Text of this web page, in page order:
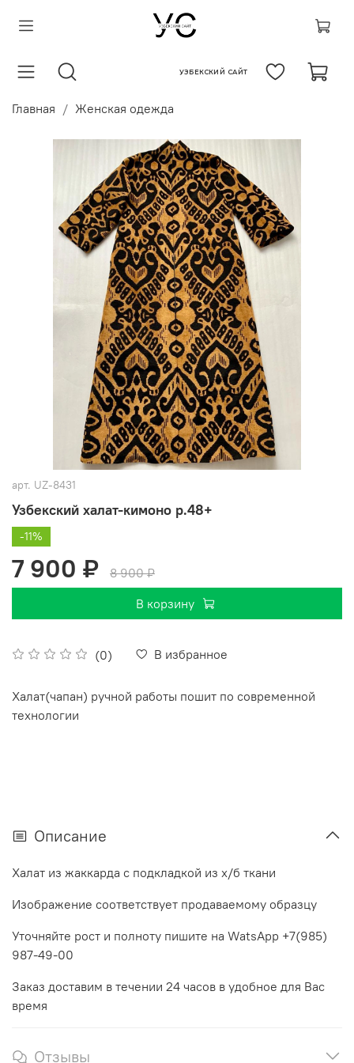
УЗБЕКСКИЙ САЙТ
Главная Женская одежда
арт. UZ-8431
Узбекский халат-кимоно р.48+
(0) В избранное
-11%
7 900 ₽
8 900 ₽
В корзину
Халат(чапан) ручной работы пошит по современной
технологии
Описание
Халат из жаккарда с подкладкой из х/б ткани
Изображение соответствует продаваемому образцу
Уточняйте рост и полноту пишите на WatsApp +7(985)
987-49-00
Заказ доставим в течении 24 часов в удобное для Вас
время
Отзывы